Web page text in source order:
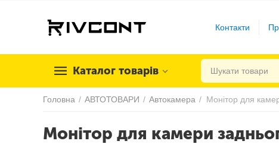
Контакти
Каталог товарів
Головна / АВТОТОВАРИ / Автокамера / Монітор для
Монітор для камери